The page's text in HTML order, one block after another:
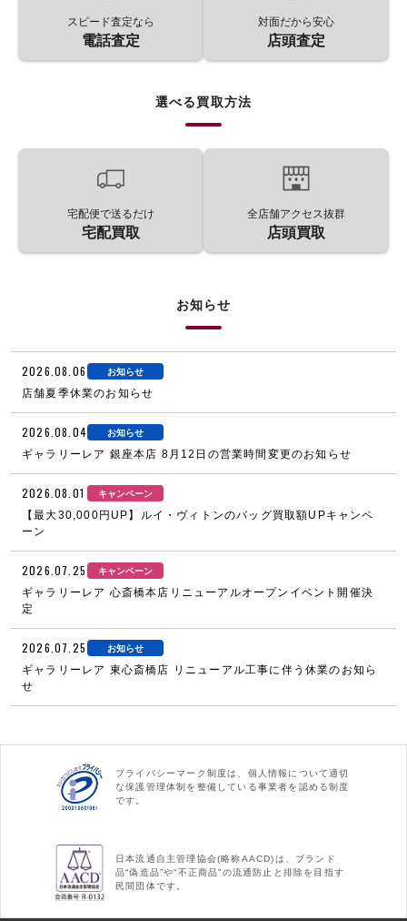
スピード査定なら
電話査定
対面だから安心
店頭査定
選べる買取方法
宅配便で送るだけ
宅配買取
全店舗アクセス抜群
店頭買取
お知らせ
2026.08.06 お知らせ
店舗夏季休業のお知らせ
2026.08.04 お知らせ
ギャラリーレア 銀座本店 8月12日の営業時間変更のお知らせ
2026.08.01 キャンペーン
【最大30,000円UP】ルイ・ヴィトンのバッグ買取額UPキャンペ
ーン
2026.07.25 キャンペーン
ギャラリーレア 心斎橋本店リニューアルオープンイベント開催決
定
2026.07.25 お知らせ
ギャラリーレア 東心斎橋店 リニューアル工事に伴う休業のお知ら
せ
プライバシーマーク制度は、個人情報について適切
な保護管理体制を整備している事業者を認める制度
です。
日本流通自主管理協会(略称AACD)は、ブランド
品“偽造品”や“不正商品”の流通防止と排除を目指す
民間団体です。